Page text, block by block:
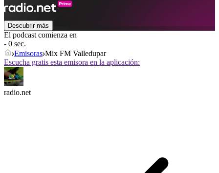
Descubrir más
El podcast comienza en
- 0 sec.
Emisoras Mix FM Valledupar
Escucha gratis esta emisora en la aplicación:
radio.net